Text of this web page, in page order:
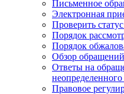
Письменное
Электронная
Проверить
Порядок
Порядок
Обзор
Ответы на
Правовое